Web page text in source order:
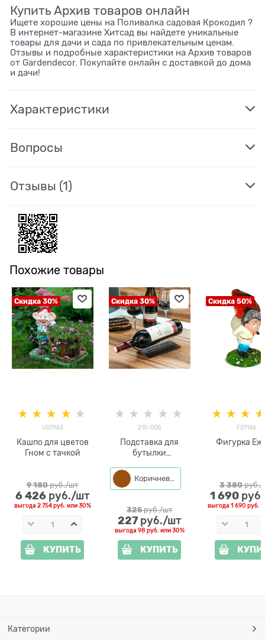
Купить Архив товаров онлайн
Ищете хорошие цены на Поливалка садовая Крокодил ?
В интернет-магазине Хитсад вы найдете уникальные
товары для дачи и сада по привлекательным ценам.
Отзывы и подробные характеристики на Архив товаров
от Gardendecor. Покупайте онлайн с доставкой до дома
и дачи!
Характеристики
Вопросы
Отзывы (1)
Похожие товары
Скидка 30%
U07963
Кашпо для цветов
Гном с тачкой
9 180 руб./шт
6 426 руб./шт
выгода 2 754 руб. или30%
КУПИТЬ
Скидка 30%
210-008
Подставка для
бутылки
Коричневый
325 руб./шт
227 руб./шт
выгода 98 руб. или30%
КУПИТЬ
Скидка 50%
F07146
Фигурка
3 380 руб./
1 690
выгода1 690 руб.
Категории